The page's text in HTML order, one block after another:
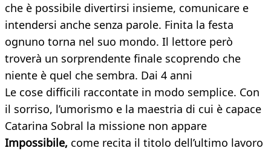
che è possibile divertirsi insieme, comunicare e
intendersi anche senza parole. Finita la festa
ognuno torna nel suo mondo. Il lettore però
troverà un sorprendente finale scoprendo che
niente è quel che sembra. Dai 4 anni
Le cose difficili raccontate in modo semplice. Con
il sorriso, l’umorismo e la maestria di cui è capace
Catarina Sobral la missione non appare
Impossibile, come recita il titolo dell’ultimo lavoro